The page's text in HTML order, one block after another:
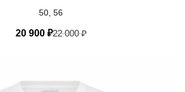
50, 56
22 000₽
20 900 ₽